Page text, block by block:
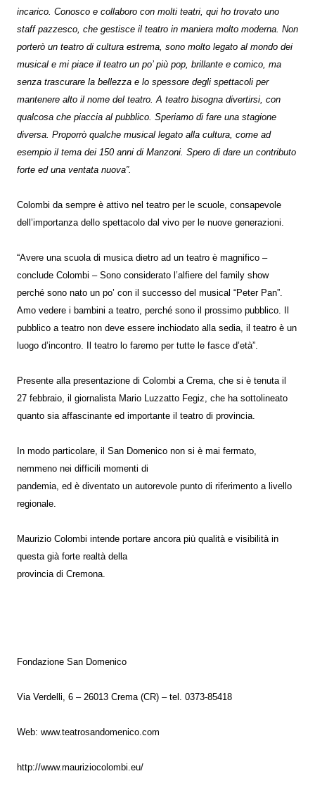
incarico. Conosco e collaboro con molti teatri, qui ho trovato uno
staff pazzesco, che gestisce il teatro in maniera molto moderna. Non
porterò un teatro di cultura estrema, sono molto legato al mondo dei
musical e mi piace il teatro un po’ più pop, brillante e comico, ma
senza trascurare la bellezza e lo spessore degli spettacoli per
mantenere alto il nome del teatro. A teatro bisogna divertirsi, con
qualcosa che piaccia al pubblico. Speriamo di fare una stagione
diversa. Proporrò qualche musical legato alla cultura, come ad
esempio il tema dei 150 anni di Manzoni. Spero di dare un contributo
forte ed una ventata nuova”.
Colombi da sempre è attivo nel teatro per le scuole, consapevole
dell’importanza dello spettacolo dal vivo per le nuove generazioni.
“Avere una scuola di musica dietro ad un teatro è magnifico –
conclude Colombi – Sono considerato l’alfiere del family show
perché sono nato un po’ con il successo del musical “Peter Pan”.
Amo vedere i bambini a teatro, perché sono il prossimo pubblico. Il
pubblico a teatro non deve essere inchiodato alla sedia, il teatro è un
luogo d’incontro. Il teatro lo faremo per tutte le fasce d’età”.
Presente alla presentazione di Colombi a Crema, che si è tenuta il
27 febbraio, il giornalista Mario Luzzatto Fegiz, che ha sottolineato
quanto sia affascinante ed importante il teatro di provincia.
In modo particolare, il San Domenico non si è mai fermato,
nemmeno nei difficili momenti di
pandemia, ed è diventato un autorevole punto di riferimento a livello
regionale.
Maurizio Colombi intende portare ancora più qualità e visibilità in
questa già forte realtà della
provincia di Cremona.
Fondazione San Domenico
Via Verdelli, 6 – 26013 Crema (CR) – tel. 0373-85418
Web: www.teatrosandomenico.com
http://www.mauriziocolombi.eu/